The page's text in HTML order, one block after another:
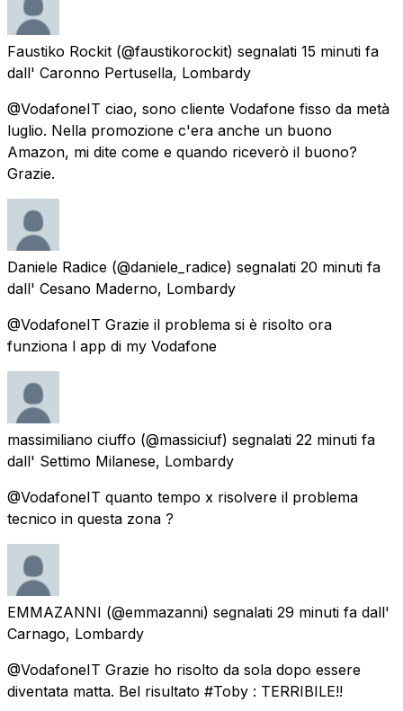
Faustiko Rockit (@faustikorockit) segnalati 15 minuti fa
dall' Caronno Pertusella, Lombardy
@VodafoneIT ciao, sono cliente Vodafone fisso da metà
luglio. Nella promozione c'era anche un buono
Amazon, mi dite come e quando riceverò il buono?
Grazie.
Daniele Radice (@daniele_radice) segnalati 20 minuti fa
dall' Cesano Maderno, Lombardy
@VodafoneIT Grazie il problema si è risolto ora
funziona l app di my Vodafone
massimiliano ciuffo (@massiciuf) segnalati 22 minuti fa
dall' Settimo Milanese, Lombardy
@VodafoneIT quanto tempo x risolvere il problema
tecnico in questa zona ?
EMMAZANNI (@emmazanni) segnalati 29 minuti fa dall'
Carnago, Lombardy
@VodafoneIT Grazie ho risolto da sola dopo essere
diventata matta. Bel risultato #Toby : TERRIBILE!!